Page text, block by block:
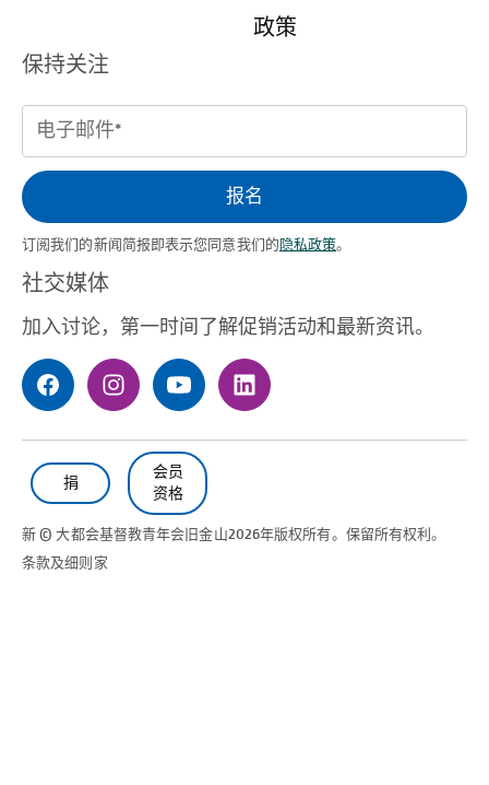
政策
保持关注
电
邮
件
（必需的）
报名
订阅我们的新闻简报即表示您同意我们的隐私政策。
社交媒体
加入讨论，第一时间了解促销活动和最新资讯。
捐
会员
资格
新 © 大都会基督教青年会 旧金山2026年版权所有。保留所有权利。
条款及细则 家